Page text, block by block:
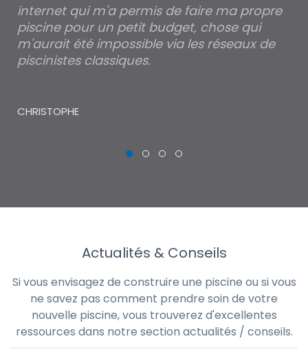
internet qui m'a permis de faire ma propre
piscine pour un petit budget, chose qui
m'aurait été impossible via les réseaux de
piscinistes classiques.
CHRISTOPHE
Actualités & Conseils
Si vous envisagez de construire une piscine ou si vous
ne savez pas comment prendre soin de votre
nouvelle piscine, vous trouverez d'excellentes
ressources dans notre section actualités / conseils.